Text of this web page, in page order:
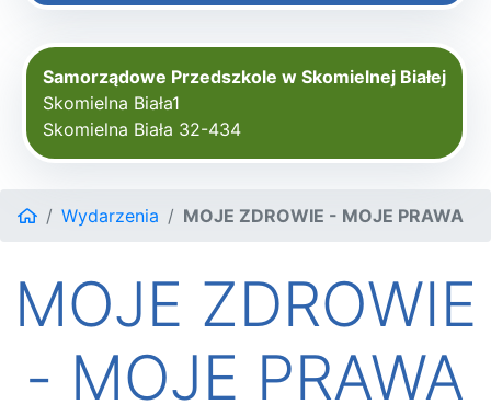
Samorządowe Przedszkole w Skomielnej Białej
Skomielna Biała1
Skomielna Biała 32-434
Wydarzenia MOJE ZDROWIE - MOJE PRAWA
MOJE ZDROWIE
- MOJE PRAWA